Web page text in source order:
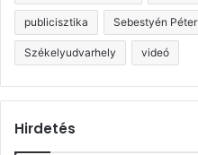
publicisztika Sebestyén Péter
Székelyudvarhely videó
Hirdetés